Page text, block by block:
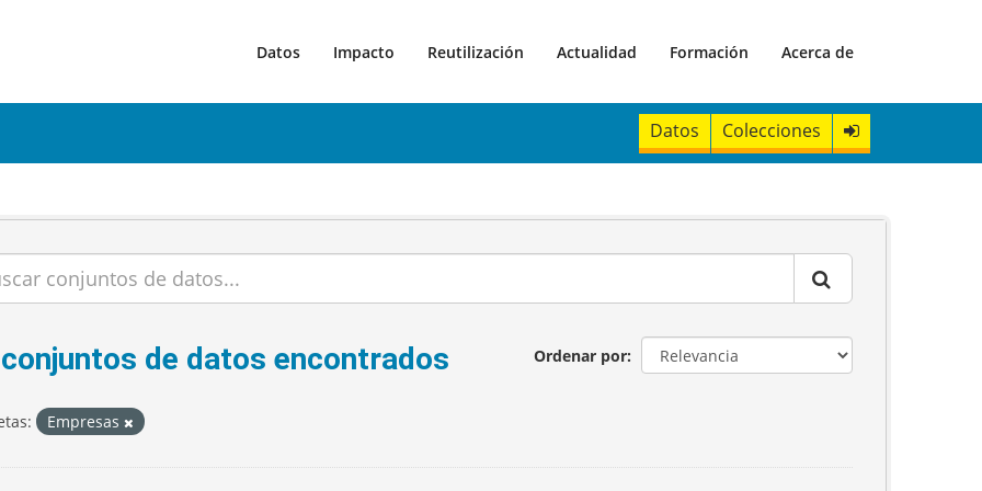
Datos Impacto Reutilización Actualidad Formación Acerca de
Datos Colecciones
Ordenar por
de datos encontrados
Empresas